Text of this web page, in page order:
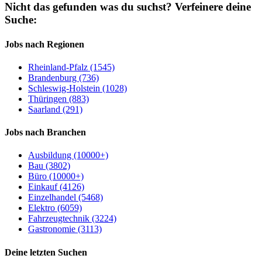
Nicht das gefunden was du suchst? Verfeinere deine
Suche:
Jobs nach Regionen
Rheinland-Pfalz (1545)
Brandenburg (736)
Schleswig-Holstein (1028)
Thüringen (883)
Saarland (291)
Jobs nach Branchen
Ausbildung (10000+)
Bau (3802)
Büro (10000+)
Einkauf (4126)
Einzelhandel (5468)
Elektro (6059)
Fahrzeugtechnik (3224)
Gastronomie (3113)
Deine letzten Suchen